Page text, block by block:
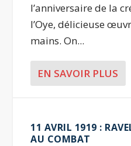
l’anniversaire de la
l’Oye, délicieuse
mains. On...
EN SAVOIR PLUS
11 AVRIL 1919 :
AU COMBAT